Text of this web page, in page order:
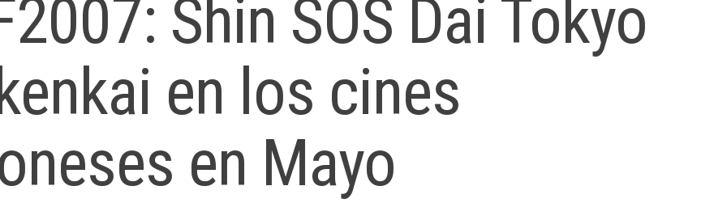
Shin SOS Dai Tokyo
en los cines
en Mayo